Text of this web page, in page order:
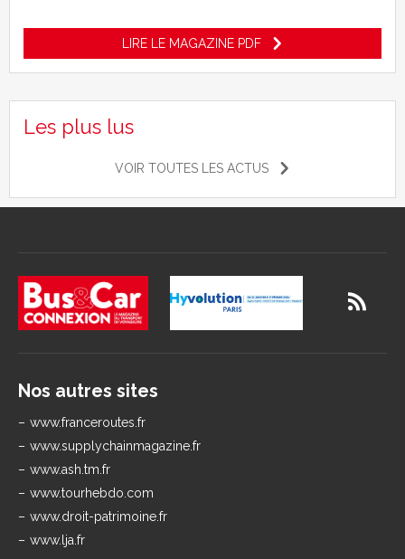
LIRE LE MAGAZINE PDF
Les plus lus
VOIR TOUTES LES ACTUS
Nos autres sites
www.franceroutes.fr
www.supplychainmagazine.fr
www.ash.tm.fr
www.tourhebdo.com
www.droit-patrimoine.fr
www.lja.fr